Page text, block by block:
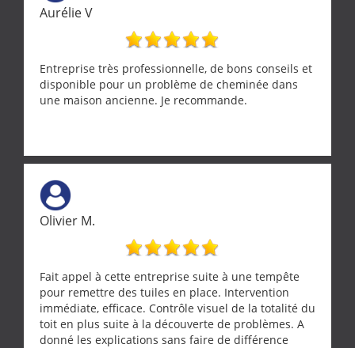
Aurélie V
Entreprise très professionnelle, de bons conseils et
disponible pour un problème de cheminée dans
une maison ancienne. Je recommande.
Olivier M.
Fait appel à cette entreprise suite à une tempête
pour remettre des tuiles en place. Intervention
immédiate, efficace. Contrôle visuel de la totalité du
toit en plus suite à la découverte de problèmes. A
donné les explications sans faire de différence